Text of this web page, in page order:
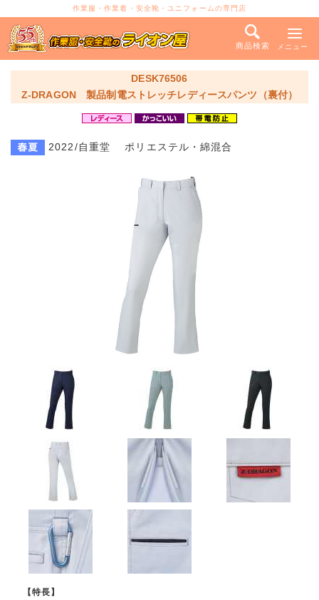
作業服・作業着・安全靴・ユニフォームの専門店
商品検索 メニュー
DESK76506
Z-DRAGON 製品制電ストレッチレディースパンツ（裏付）
2022/自重堂 ポリエステル・綿混合
【特長】